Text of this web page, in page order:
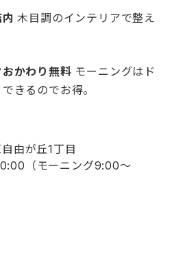
木目調のインテリアで整え
かわり無料 モーニングはド
きるのでお得。
由が丘1丁目
（モーニング9:00～